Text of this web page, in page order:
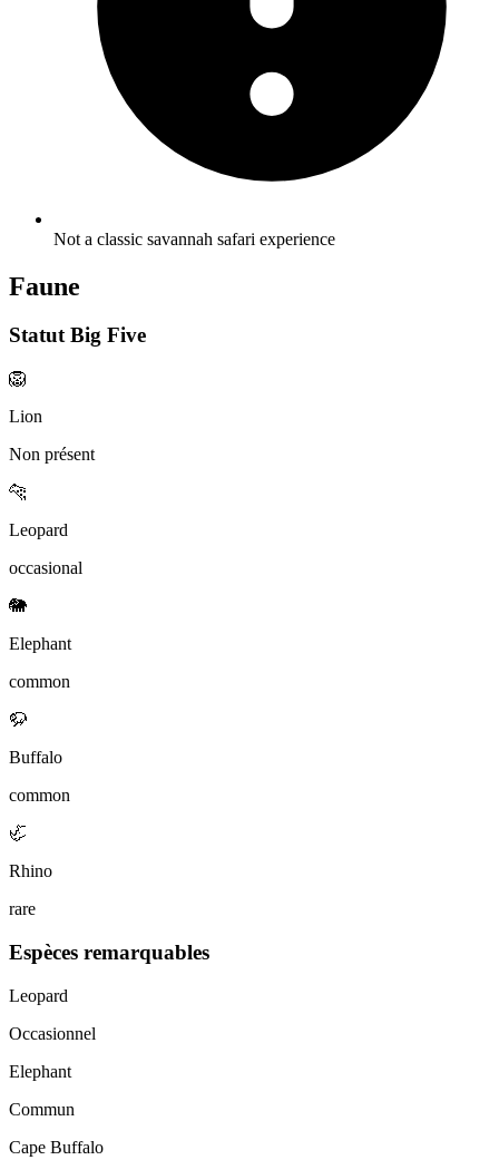
Not a classic savannah safari experience
Faune
Statut Big Five
🦁
Lion
Non présent
🐆
Leopard
occasional
🐘
Elephant
common
🦬
Buffalo
common
🦏
Rhino
rare
Espèces remarquables
Leopard
Occasionnel
Elephant
Commun
Cape Buffalo